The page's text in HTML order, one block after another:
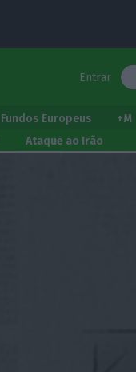
Entrar
Fundos Europeus +M
Ataque ao Irão